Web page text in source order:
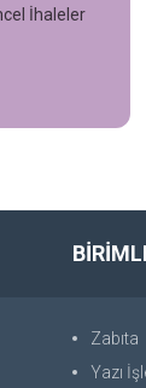
İhaleler
Zabıta
Yazı